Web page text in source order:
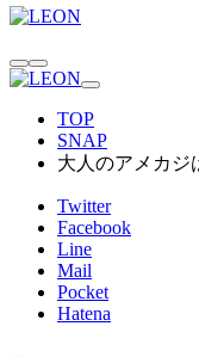
TOP
SNAP
大人のアメカジ
Twitter
Facebook
Line
Mail
Pocket
Hatena